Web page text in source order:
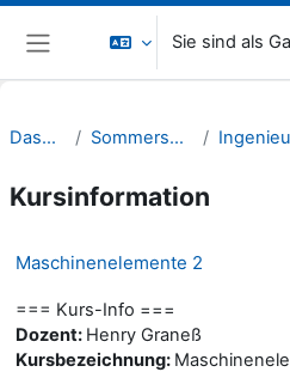
Zum Hauptinhalt
Website-Übersicht
Sie sind als
Dashboard Sommersemester 22
Kursinformation
Maschinenelemente 2
=== Kurs-Info ===
Dozent: Henry Graneß
Kursbezeichnung: